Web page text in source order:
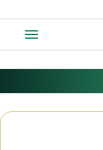
Toggle